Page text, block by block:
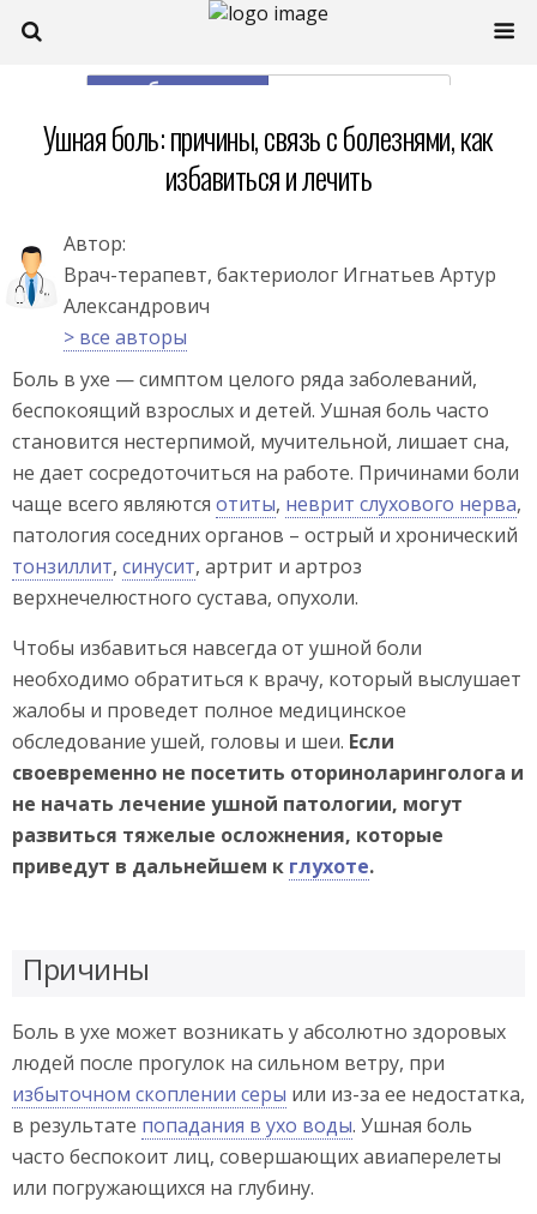
моб. версия
Ушная боль: причины, связь с болезнями, как
избавиться и лечить
Автор:
Врач-терапевт, бактериолог Игнатьев Артур
Александрович
> все авторы
Боль в ухе — симптом целого ряда заболеваний,
беспокоящий взрослых и детей. Ушная боль часто
становится нестерпимой, мучительной, лишает сна,
не дает сосредоточиться на работе. Причинами боли
чаще всего являются отиты, неврит слухового нерва,
патология соседних органов – острый и хронический
тонзиллит, синусит, артрит и артроз
верхнечелюстного сустава, опухоли.
Чтобы избавиться навсегда от ушной боли
необходимо обратиться к врачу, который выслушает
жалобы и проведет полное медицинское
обследование ушей, головы и шеи. Если
своевременно не посетить оториноларинголога и
не начать лечение ушной патологии, могут
развиться тяжелые осложнения, которые
приведут в дальнейшем к глухоте.
Причины
Боль в ухе может возникать у абсолютно здоровых
людей после прогулок на сильном ветру, при
избыточном скоплении серы или из-за ее недостатка,
в результате попадания в ухо воды. Ушная боль
часто беспокоит лиц, совершающих авиаперелеты
или погружающихся на глубину.